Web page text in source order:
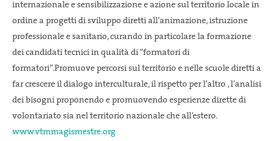
internazionale e sensibilizzazione e azione sul territorio locale in
ordine a progetti di sviluppo diretti all’animazione, istruzione
professionale e sanitario, curando in particolare la formazione
dei candidati tecnici in qualità di “formatori di
formatori”.Promuove percorsi sul territorio e nelle scuole diretti a
far crescere il dialogo interculturale, il rispetto per l’altro , l’analisi
dei bisogni proponendo e promuovendo esperienze dirette di
volontariato sia nel territorio nazionale che all’estero.
www.vtmmagismestre.org